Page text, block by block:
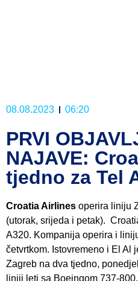
08.08.2023 06:20
PRVI
NAJAVE:
tjedno za Tel
Croatia Airlines operira liniju
(utorak, srijeda i petak).
A320. Kompanija operira i
četvrtkom. Istovremeno i El Al
Zagreb na dva tjedno,
liniji leti sa Boeingom 737-800.